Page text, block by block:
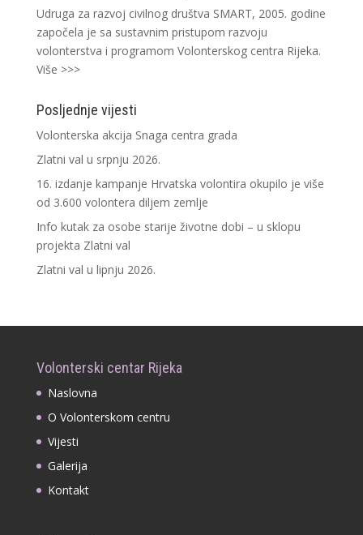
Udruga za razvoj civilnog društva SMART, 2005. godine
započela je sa sustavnim pristupom razvoju
volonterstva i programom Volonterskog centra Rijeka.
Više >>>
Posljednje vijesti
Volonterska akcija Snaga centra grada
Zlatni val u srpnju 2026.
16. izdanje kampanje Hrvatska volontira okupilo je više
od 3.600 volontera diljem zemlje
Info kutak za osobe starije životne dobi – u sklopu
projekta Zlatni val
Zlatni val u lipnju 2026.
Volonterski centar Rijeka
Naslovna
O Volonterskom centru
Vijesti
Galerija
Kontakt